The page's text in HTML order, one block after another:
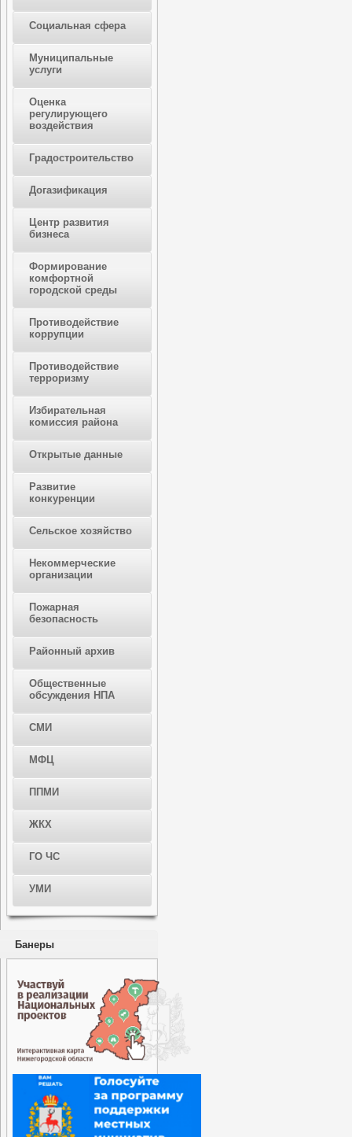
Социальная сфера
Муниципальные
услуги
Оценка
регулирующего
воздействия
Градостроительство
Догазификация
Центр развития
бизнеса
Формирование
комфортной
городской среды
Противодействие
коррупции
Противодействие
терроризму
Избирательная
комиссия района
Открытые данные
Развитие
конкуренции
Сельское хозяйство
Некоммерческие
организации
Пожарная
безопасность
Районный архив
Общественные
обсуждения НПА
СМИ
МФЦ
ППМИ
ЖКХ
ГО ЧС
УМИ
Банеры